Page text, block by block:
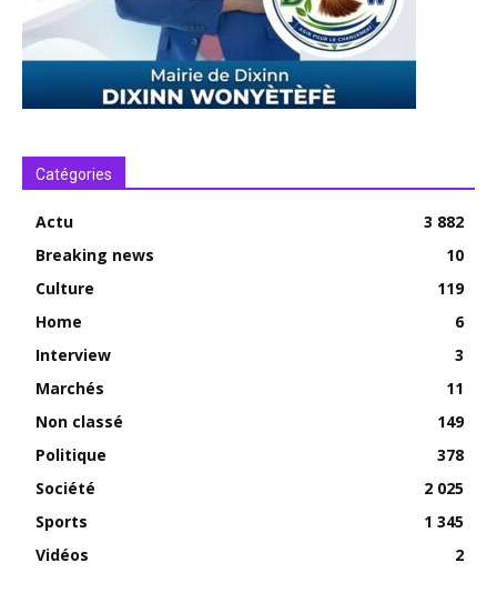
Catégories
Actu
3 882
Breaking news
10
Culture
119
Home
6
Interview
3
Marchés
11
Non classé
149
Politique
378
Société
2 025
Sports
1 345
Vidéos
2